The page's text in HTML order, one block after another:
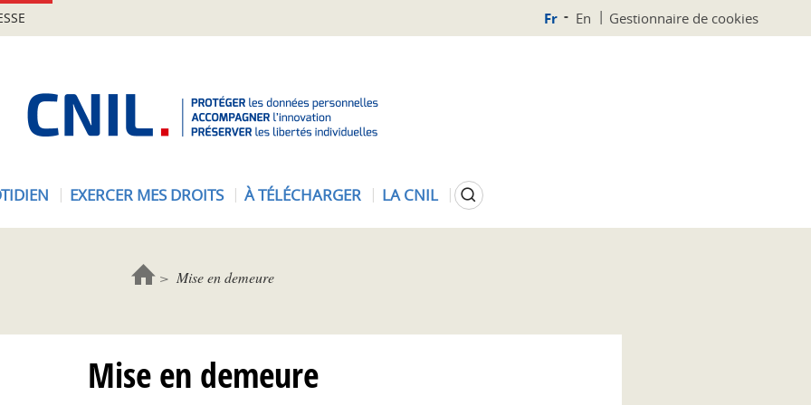
Fr En Gestionnaire de cookies
EXERCER MES DROITS À TÉLÉCHARGER LA CNIL Rechercher
Mise en demeure
Mise en demeure